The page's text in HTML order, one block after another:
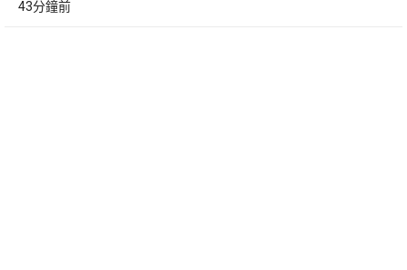
43分鐘前